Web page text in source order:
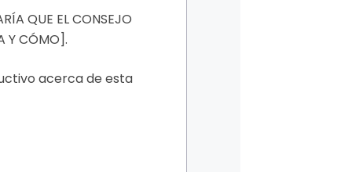
QUE EL CONSEJO
Y CÓMO].
acerca de esta